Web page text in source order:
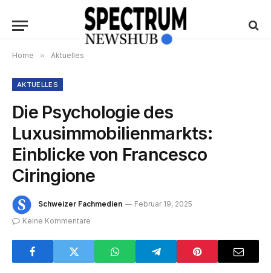
Home » Aktuelles
AKTUELLES
Die Psychologie des
Luxusimmobilienmarkts:
Einblicke von Francesco
Ciringione
Schweizer Fachmedien
Februar 19, 2025
Keine Kommentare